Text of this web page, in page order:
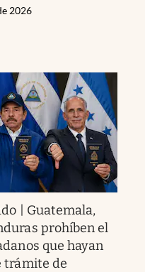
2026
| Guatemala,
prohíben el
que hayan
trámite de